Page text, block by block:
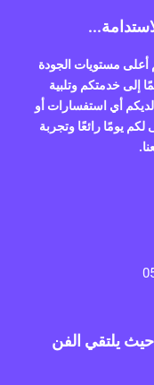
مستويات الجودة
إلى خدمتكم وتلبية
لديكم أي استفسارات أو
لكم يومًا رائعًا وتجربة
يلتقي الفن